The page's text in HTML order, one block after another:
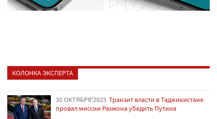
КОЛОНКА ЭКСПЕРТА
30 ОКТЯБРЯ'2025 Транзит власти в Таджикистане:
провал миссии Рахмона убедить Путина